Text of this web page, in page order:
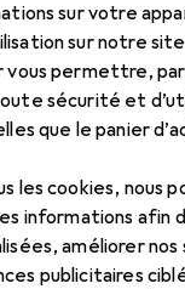
sur votre
sur notre
vous permettre,
sécurité et
que le panier
les cookies, nous
informations afin
améliorer
publicitaires